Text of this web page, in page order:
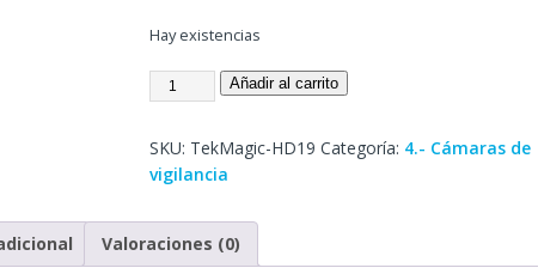
Hay existencias
Añadir al carrito
SKU: TekMagic-HD19 Categoría: 4.- Cámaras de
vigilancia
Valoraciones (0)